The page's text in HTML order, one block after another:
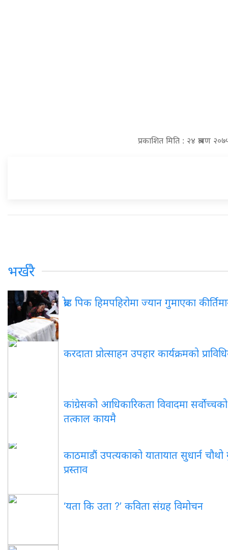
प्रकाशित मिति : २४ श्रावण
भर्खरै
ब्रोड पिक हिमपहिरोमा ज्यान गुमाएका
करदाता प्रोत्साहन उपहार कार्यक्रमको
कांग्रेसको आधिकारिकता विवादमा
तत्काल कायमै
काठमाडौं उपत्यकाको यातायात सुधार्न
प्रस्ताव
‘यता कि उता ?’ कविता संग्रह विमोचन